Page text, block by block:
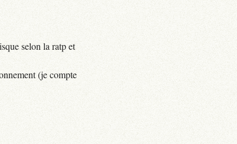
selon la ratp et
(je compte